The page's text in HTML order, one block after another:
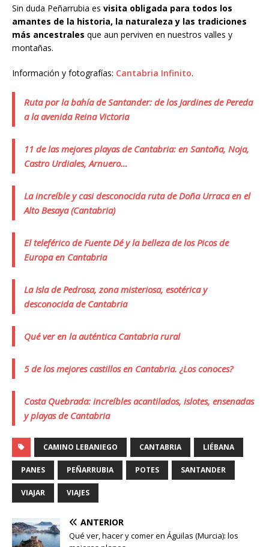
Sin duda Peñarrubia es visita obligada para todos los
amantes de la historia, la naturaleza y las tradiciones
más ancestrales que aun perviven en nuestros valles y
montañas.
Información y fotografías: Cantabria Infinito.
Ruta por la bahía de Santander: de los Jardines de Pereda
a la avenida Reina Victoria
11 de las mejores playas de Cantabria: en Santoña, Noja,
Castro Urdiales, Arnuero…
La increíble y casi desconocida ruta de Doña Urraca en el
Alto Besaya (Cantabria)
El teleférico de Fuente Dé y la belleza de los Picos de
Europa en Cantabria
La Isla de Pedrosa, zona misteriosa, esotérica y
desconocida de Cantabria
Qué ver en la auténtica Cantabria rural
5 de los mejores castillos en Cantabria. ¿Los conoces?
Costa Quebrada: increíbles acantilados, islotes, ensenadas
y playas de Cantabria
CAMINO LEBANIEGO CANTABRIA LIÉBANA
PANES PEÑARRUBIA POTES SANTANDER
VIAJAR VIAJES
ANTERIOR
Qué ver, hacer y comer en Águilas (Murcia): los